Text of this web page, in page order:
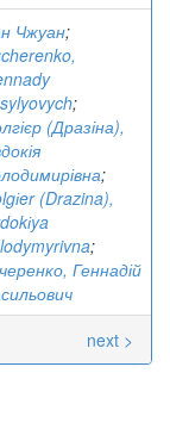
Чжуан;
;
(Дразіна),
;
(Drazina),
;
Геннадій
next >